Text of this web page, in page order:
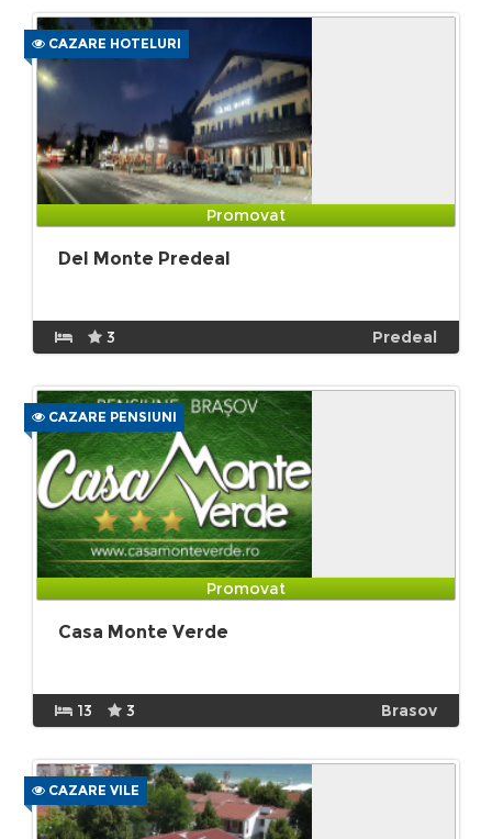
CAZARE HOTELURI
Promovat
Del Monte Predeal
3 Predeal
CAZARE PENSIUNI
Promovat
Casa Monte Verde
13 3 Brasov
CAZARE VILE